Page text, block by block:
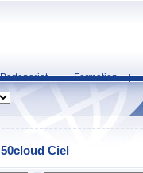
Partenariat | Formation |
Ciel